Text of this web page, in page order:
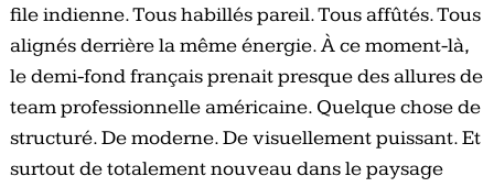
file indienne. Tous habillés pareil. Tous affûtés. Tous
alignés derrière la même énergie. À ce moment-là,
le demi-fond français prenait presque des allures de
team professionnelle américaine. Quelque chose de
structuré. De moderne. De visuellement puissant. Et
surtout de totalement nouveau dans le paysage